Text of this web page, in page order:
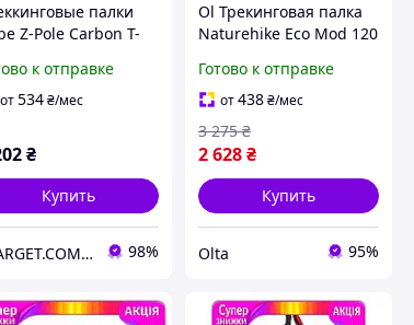
палки
Z-Pole Carbon T-
к отправке
от534 ₴/мес
₴
Купить
XTARGET.COM.UA 98%
Ol Трекинговая палка
Naturehike Eco Mod 120
бордовая для туризма
и походов складная
палк TOP22-G
Готово к отправке
от438₴/мес
2 628₴
3 275 ₴
Купить
Olta 95%